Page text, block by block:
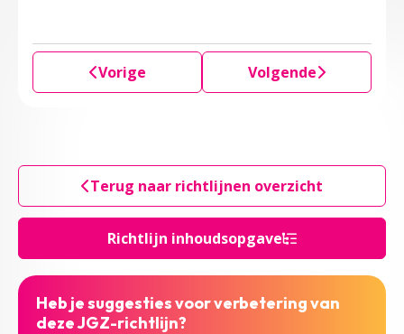
Richtlijn inhoudsopgave
Vorige Volgende
Terug naar richtlijnen overzicht
Heb je suggesties voor verbetering van
deze JGZ-richtlijn?